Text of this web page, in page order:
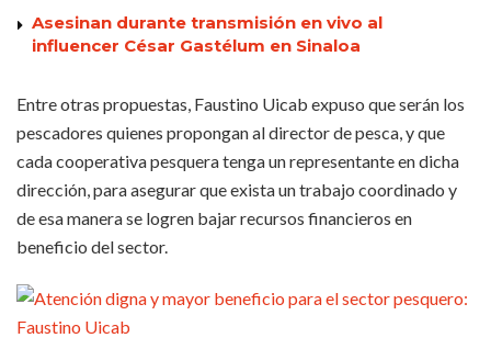
Asesinan durante transmisión en vivo al
influencer César Gastélum en Sinaloa
Entre otras propuestas, Faustino Uicab expuso que serán los
pescadores quienes propongan al director de pesca, y que
cada cooperativa pesquera tenga un representante en dicha
dirección, para asegurar que exista un trabajo coordinado y
de esa manera se logren bajar recursos financieros en
beneficio del sector.